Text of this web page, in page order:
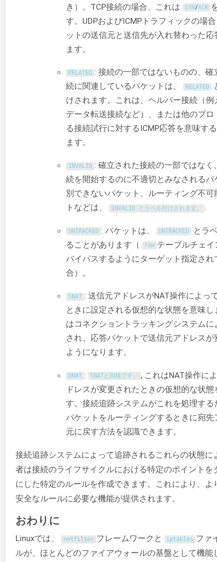
き）。TCP接続の場合、これは SYN/ACK
す。UDPおよびICMPトラフィックの場
ットの送信元と送信先が入れ替わった応
ます。
RELATED : 接続の一部ではないものの、確
続に関連しているパケットは、
RELATED
けされます。これは、ヘルパー接続（例
データ転送接続など）、または他のプロ
る接続試行に対するICMP応答を意味す
ます。
INVALID : 確立された接続の一部ではなく
続を開始するのに不適切とみなされるパ
別できないパケット、ルーティング不可
トなどは、
INVALID とラベル付けされます。 .
UNTRACKED : パケットは、 UNTRACKED
とラ
ることがあります（
raw テーブルチェイ
バイパスするようにターゲット指定され
合）。
SNAT : 送信元アドレスがNAT操作によっ
ときに設定される仮想的な状態を意味し
はコネクショントラッキングシステムに
され、応答パケットで送信元アドレスが
ようになります。
DNAT : SNATと同様です。
, これはNAT操作に
ドレスが変更されたときの仮想的な状
す。接続追跡システムがこれを処理する
パケットをルーティングするときに宛先
元に戻す方法を認識できます。
接続追跡システムによって追跡されるこれらの状態に
者は接続のライフサイクルにおける特定のポイントを
にした特定のルールを作成できます。これにより、よ
安全なルールに必要な機能が提供されます。
おわりに
Linuxでは、 netfilter フレームワークと iptables ファ
ルが、ほとんどのファイアウォールの基盤として機能